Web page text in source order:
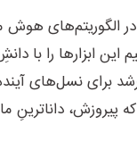
در الگوریتم‌های
این ابزارها را با
برای نسل‌های
پیروزش، داناترینِ